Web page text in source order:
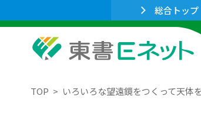
総合トップ
TOP いろいろな望遠鏡をつくって天体